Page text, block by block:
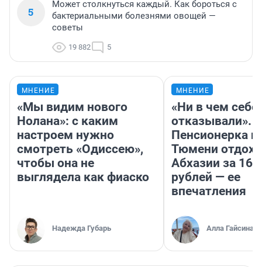
5
Может столкнуться каждый. Как бороться с
бактериальными болезнями овощей —
советы
19 882 5
МНЕНИЕ
«Мы видим нового
Нолана»: с каким
настроем нужно
смотреть «Одиссею»,
чтобы она не
выглядела как фиаско
Надежда Губарь
МНЕНИЕ
«Ни в чем себе
отказывали».
Пенсионерка
Тюмени
Абхазии за
рублей — ее
впечатления
Алла Гайсина